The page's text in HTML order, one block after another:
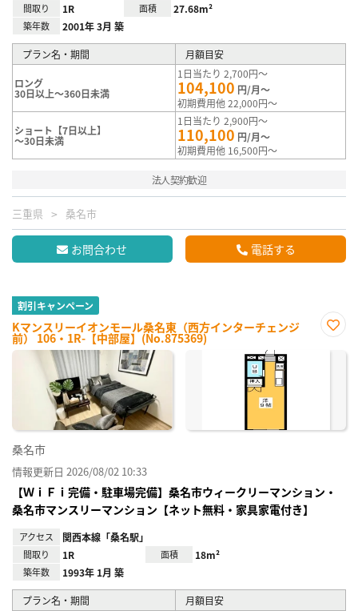
間取り 1R 面積 27.68m²
築年数 2001年 3月 築
プラン名・期間 月額目安
ロング
30日以上～360日未満
1日当たり 2,700円～
104,100 円/月～
初期費用他 22,000円～
ショート【7日以上】
～30日未満
1日当たり 2,900円～
110,100 円/月～
初期費用他 16,500円～
法人契約歓迎
三重県 桑名市
お問合わせ 電話する
割引キャンペーン
Kマンスリーイオンモール桑名東（西方インターチェンジ
前） 106・1R-【中部屋】(No.875369)
に入
桑名市
情報更新日 2026/08/02 10:33
【ＷｉＦｉ完備・駐車場完備】桑名市ウィークリーマンション・
桑名市マンスリーマンション【ネット無料・家具家電付き】
アクセス 関西本線「桑名駅」
間取り 1R 面積 18m²
築年数 1993年 1月 築
プラン名・期間 月額目安